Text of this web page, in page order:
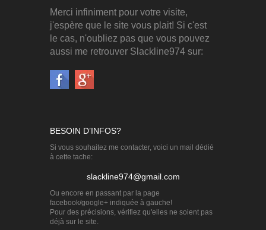
Merci infiniment pour votre visite,
j'espère que le site vous plait! Si c'est
le cas, n'oubliez pas que vous pouvez
aussi me retrouver Slackline974 sur:
BESOIN D’INFOS?
Si vous souhaitez me contacter, voici un mail dédié
à cette tache:
slackline974@gmail.com
Ou encore en passant par la page
facebook/google+ indiquée à gauche!
Pour des précisions, vérifiez qu'elles ne soient pas
déjà sur le site.